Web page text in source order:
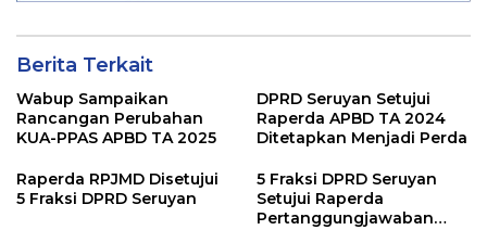
Berita Terkait
Wabup Sampaikan
Rancangan Perubahan
KUA-PPAS APBD TA 2025
DPRD Seruyan Setujui
Raperda APBD TA 2024
Ditetapkan Menjadi Perda
Raperda RPJMD Disetujui
5 Fraksi DPRD Seruyan
5 Fraksi DPRD Seruyan
Setujui Raperda
Pertanggungjawaban